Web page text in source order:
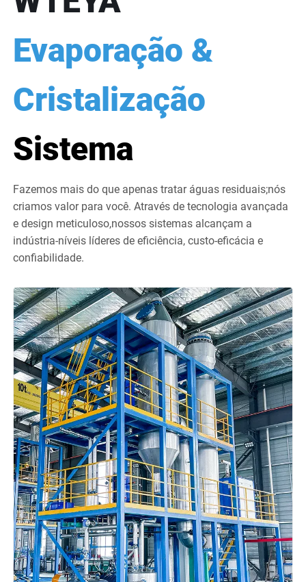
Evaporação &
Cristalização
Sistema
Fazemos mais do que apenas tratar águas residuais;nós
criamos valor para você. Através de tecnologia avançada
e design meticuloso,nossos sistemas alcançam a
indústria-níveis líderes de eficiência, custo-eficácia e
confiabilidade.